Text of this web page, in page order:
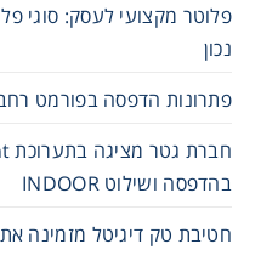
פלוטר מקצועי לעסק: סוגי
נכון
פתרונות הדפסה בפורמט
בהדפסה ושילוט INDOOR
חטיבת טק דיגיטל מזמינה